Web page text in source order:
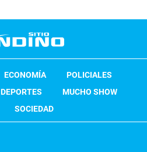
ECONOMÍA
POLICIALES
DEPORTES
MUCHO SHOW
SOCIEDAD